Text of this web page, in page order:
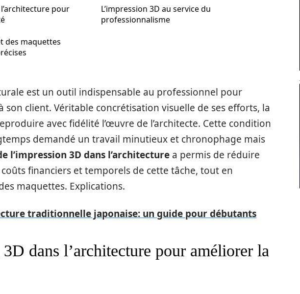
pour
des maquettes
L’impression 3D au service du
professionnalisme
est un outil indispensable au professionnel pour
son client. Véritable concrétisation visuelle de ses efforts, la
avec fidélité l’œuvre de l’architecte. Cette condition
demandé un travail minutieux et chronophage mais
l’impression 3D dans l’architecture a permis de réduire
financiers et temporels de cette tâche, tout en
maquettes. Explications.
traditionnelle japonaise: un guide pour débutants
3D dans l’architecture pour améliorer la